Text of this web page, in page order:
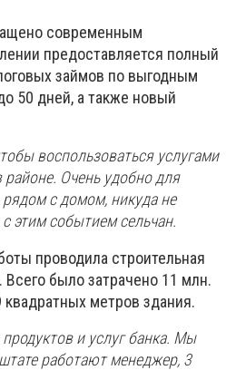
современным
предоставляется полный
займов по выгодным
50 дней, а также новый
воспользоваться услугами
Очень удобно для
рядом с домом, никуда не
этим событием сельчан.
проводила строительная
Всего было затрачено 11 млн.
метров здания.
и услуг банка. Мы
работают менеджер, 3